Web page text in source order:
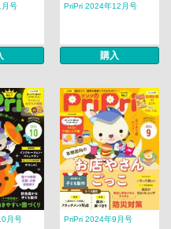
号 PriPri 2024年12月号
購入
月号 PriPri 2024年9月号